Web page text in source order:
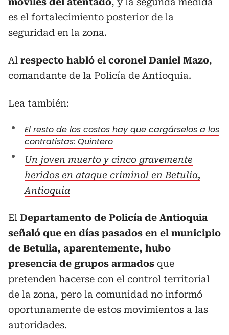
es el fortalecimiento posterior de la
seguridad en la zona.
Al respecto habló el coronel Daniel Mazo,
comandante de la Policía de Antioquia.
Lea también:
El resto de los costos hay que cargárselos a los
contratistas: Quintero
Un joven muerto y cinco gravemente
heridos en ataque criminal en Betulia,
Antioquia
El Departamento de Policía de Antioquia
señaló que en días pasados en el municipio
de Betulia, aparentemente, hubo
presencia de grupos armados que
pretenden hacerse con el control territorial
de la zona, pero la comunidad no informó
oportunamente de estos movimientos a las
autoridades.